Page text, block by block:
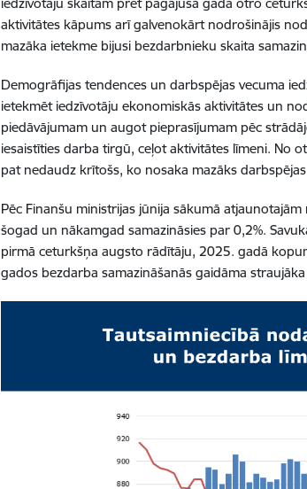
aktivitātes kāpums arī galvenokārt nodrošinājis
mazāka ietekme bijusi bezdarbnieku skaita
Demogrāfijas tendences un darbspējas vecuma
ietekmēt iedzīvotāju ekonomiskās aktivitātes un
piedāvājumam un augot pieprasījumam pēc
iesaistīties darba tirgū, ceļot aktivitātes līmeni. No
pat nedaudz krītošs, ko nosaka mazāks
Pēc Finanšu ministrijas jūnija sākumā
šogad un nākamgad samazināsies par 0,2%.
pirmā ceturkšņa augsto rādītāju, 2025. gadā
gados bezdarba samazināšanās gaidāma